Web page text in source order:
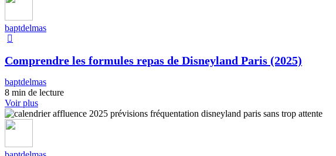
baptdelmas
Comprendre les formules repas de Disneyland Paris (2025)
baptdelmas
8 min de lecture
Voir plus